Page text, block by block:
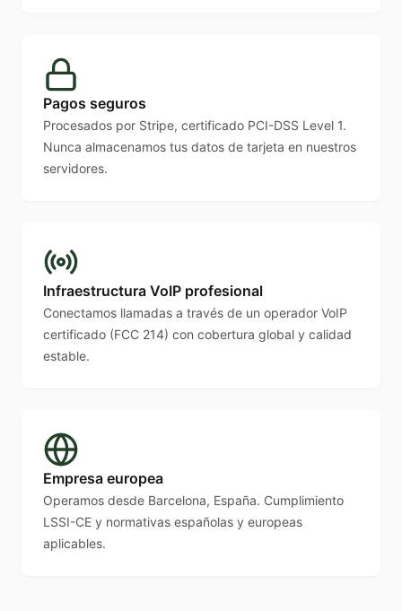
Pagos seguros
Procesados por Stripe, certificado PCI-DSS Level 1.
Nunca almacenamos tus datos de tarjeta en nuestros
servidores.
Infraestructura VoIP profesional
Conectamos llamadas a través de un operador VoIP
certificado (FCC 214) con cobertura global y calidad
estable.
Empresa europea
Operamos desde Barcelona, España. Cumplimiento
LSSI-CE y normativas españolas y europeas
aplicables.